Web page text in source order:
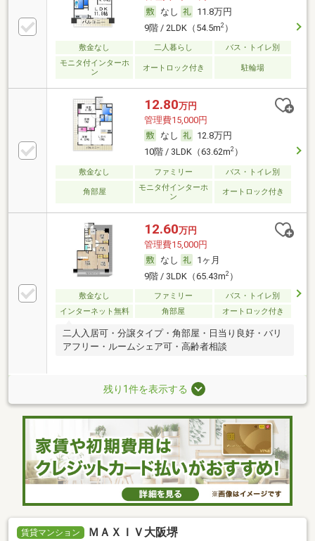
なし
11.8万円
9階 / 2LDK（54.5m2）
敷金なし 二人暮らし
バス・トイレ別
モニタ付インターホ
ン
オートロック付き 駐輪場
12.80万円
管理費15,000円
なし
12.8万円
10階 / 3LDK（63.62m2）
敷金なし ファミリー バス・トイレ別
角部屋
モニタ付インターホ
ン
オートロック付き
12.60万円
管理費15,000円
なし
1ヶ月
9階 / 3LDK（65.43m2）
敷金なし ファミリー
バス・トイレ別
インターネット無料
角部屋 オートロック付き
二人入居可・分譲タイプ・角部屋・日当り良好・バリ
アフリー・ルームシェア可・高齢者相談
残り1件を表示する
賃貸マンション ＭＡＸＩＶ大阪堺